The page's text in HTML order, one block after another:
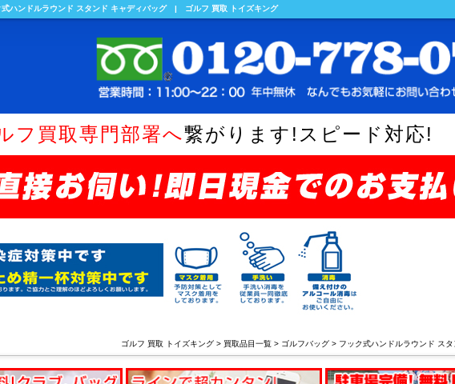
式ハンドルラウンド スタンド キャディバッグ | ゴルフ 買取 トイズキング
フ買取専門部署へ繋がります!スピード対応!
ゴルフ 買取 トイズキング > 買取品目一覧 > ゴルフバッグ > フック式ハンドルラウンド ス